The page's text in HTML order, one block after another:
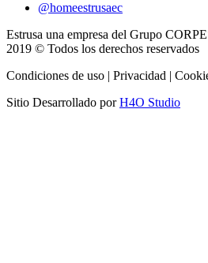
@homeestrusaec
Estrusa una empresa del Grupo
2019 © Todos los derechos reservados
Condiciones de uso | Privacidad |
Sitio Desarrollado porH4O Studio